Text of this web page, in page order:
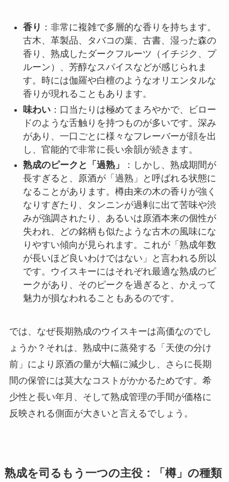
香り ：非常に複雑で多層的な香りを持ちます。
古木、革製品、タバコの葉、古書、湿った森の
香り、熟成したダークフルーツ（イチジク、プ
ルーン）、芳醇なスパイスなどが感じられま
す。時には伽羅や白檀のようなオリエンタルな
香りが現れることもあります。
味わい：口当たりは極めてまろやかで、ビロー
ドのような舌触りを持つものが多いです。深み
があり、一口ごとに様々なフレーバーが顔を出
し、官能的で非常に長い余韻が続きます。
熟成のピークと「過熟」
：しかし、熟成期間が
長すぎると、原酒が「過熟」と呼ばれる状態に
なることがあります。樽由来の木の香りが強く
なりすぎたり、タンニンが過剰に出て苦味や渋
みが強調されたり、あるいは原酒本来の個性が
失われ、どの銘柄も似たような古木の風味にな
りやすい傾向が見られます。これが「熟成年数
が長いほど良いわけではない」と言われる所以
です。ウイスキーにはそれぞれ最適な熟成のピ
ークがあり、そのピークを過ぎると、かえって
魅力が損なわれることもあるのです。
では、なぜ長期熟成のウイスキーは高価なのでし
ょうか？それは、熟成中に蒸発する「天使の分け
前」により原酒の量が大幅に減少し、さらに長期
間の保管には莫大なコストがかかるためです。希
少性と長い年月、そして熟成管理の手間が価格に
反映される側面が大きいと言えるでしょう。
熟成を司るもう一つの主役：「樽」の種類